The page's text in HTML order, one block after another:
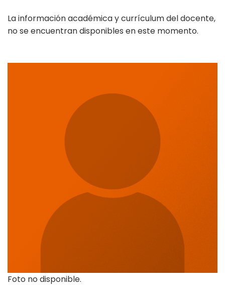
La información académica y currículum del docente,
no se encuentran disponibles en este momento.
Foto no disponible.